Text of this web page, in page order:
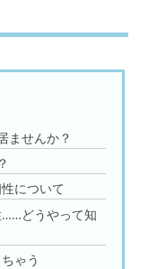
ませんか？
について
……どうやって知
ゃう